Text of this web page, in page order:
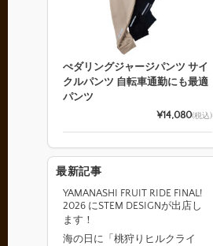
ぺダリングジャージパンツ サイ
クルパンツ 自転車通勤にも最適
パンツ
¥14,080(税込)
最新記事
YAMANASHI FRUIT RIDE FINAL!
2026 にSTEM DESIGNが出店し
ます！
海の日に「桃狩りヒルクライ